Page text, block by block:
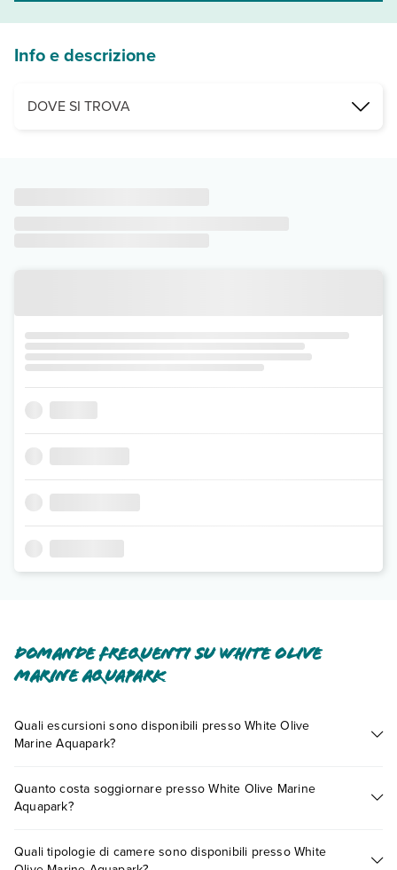
Info e descrizione
DOVE SI TROVA
Domande frequenti su White Olive
Marine Aquapark
Quali escursioni sono disponibili presso White Olive
Marine Aquapark?
presso White Olive Marine Aquapark. Scoprile tutte nella
sezione dedicata
Quanto costa soggiornare presso White Olive Marine
Aquapark?
base a vari fattori (per es. date, condizioni dell'hotel, ecc). Per
Quali tipologie di camere sono disponibili presso White